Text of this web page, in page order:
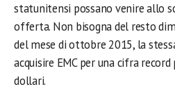
statunitensi possano venire allo
offerta. Non bisogna del resto
del mese di ottobre 2015, la
acquisire EMC per una cifra
dollari.